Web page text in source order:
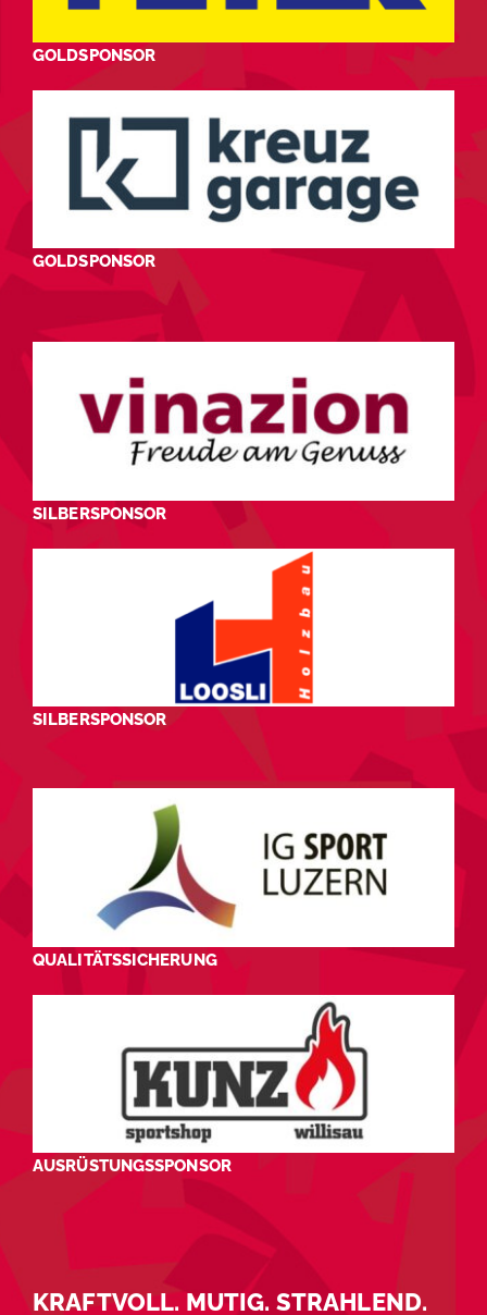
GOLDSPONSOR
GOLDSPONSOR
SILBERSPONSOR
SILBERSPONSOR
QUALITÄTSSICHERUNG
AUSRÜSTUNGSSPONSOR
KRAFTVOLL. MUTIG. STRAHLEND.